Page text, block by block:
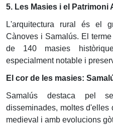
5. Les Masies i el Patrimoni
L'arquitectura rural és el
Cànoves i Samalús. El
de 140 masies
especialment notable i
El cor de les masies:
Samalús destaca pel
disseminades, moltes d'elles
medieval i amb evolucions